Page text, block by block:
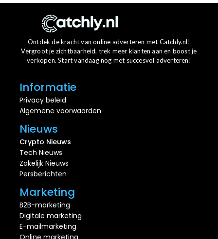
Ontdek de kracht van online adverteren met Catchly.nl!
Vergroot je zichtbaarheid, trek meer klanten aan en boost je
verkopen. Start vandaag nog met succesvol adverteren!
Informatie
Privacy beleid
Algemene voorwaarden
Nieuws
Crypto Nieuws
Tech Nieuws
Zakelijk Nieuws
Persberichten
Marketing
B2B-marketing
Digitale marketing
E-mailmarketing
Online marketing